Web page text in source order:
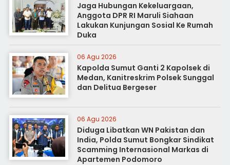
Jaga Hubungan Kekeluargaan,
Anggota DPR RI Maruli Siahaan
Lakukan Kunjungan Sosial Ke Rumah
Duka
06 Agu 2026
Kapolda Sumut Ganti 2 Kapolsek di
Medan, Kanitreskrim Polsek Sunggal
dan Delitua Bergeser
06 Agu 2026
Diduga Libatkan WN Pakistan dan
India, Polda Sumut Bongkar Sindikat
Scamming Internasional Markas di
Apartemen Podomoro